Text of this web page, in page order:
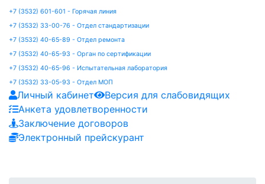
+7 (3532) 601-601 - Горячая линия
+7 (3532) 33-00-76 - Отдел стандартизации
+7 (3532) 40-65-89 - Отдел ремонта
+7 (3532) 40-65-93 - Орган по сертификации
+7 (3532) 40-65-96 - Испытательная лаборатория
+7 (3532) 33-05-93 - Отдел МОП
Личный кабинет
Версия для слабовидящих
Анкета удовлетворенности
Заключение договоров
Электронный прейскурант